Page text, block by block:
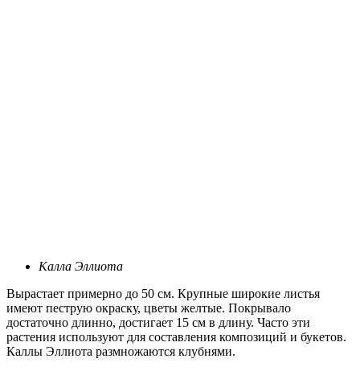
Калла Эллиота
Вырастает примерно до 50 см. Крупные широкие листья
имеют пеструю окраску, цветы желтые. Покрывало
достаточно длинно, достигает 15 см в длину. Часто эти
растения используют для составления композиций и букетов.
Каллы Эллиота размножаются клубнями.